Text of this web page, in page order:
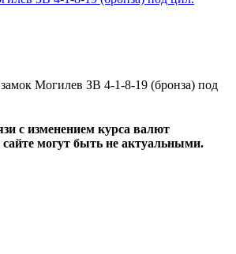
Могилев ЗВ 4-1-8-19 (бронза) под
с изменением курса валют
могут быть не актуальными.